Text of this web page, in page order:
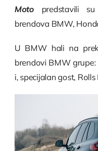
Motopredstavili su
brendova BMW,
U BMW hali na
brendovi BMW
i, specijalan gost, Rolls